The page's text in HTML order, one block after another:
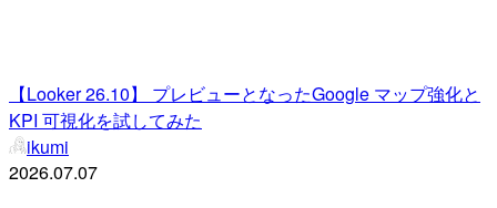
【Looker 26.10】 プレビューとなったGoogle マップ強化と
KPI 可視化を試してみた
ikumi
2026.07.07